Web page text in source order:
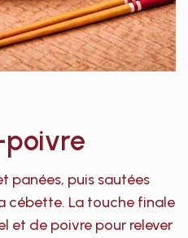
poivre
panées, puis sautées
cébette. La touche finale
et de poivre pour relever